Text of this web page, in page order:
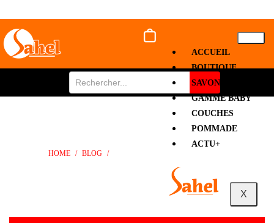
ACCUEIL
BOUTIQUE
SAVON
GAMME BABY
COUCHES
POMMADE
ACTU+
X
HOME / BLOG /